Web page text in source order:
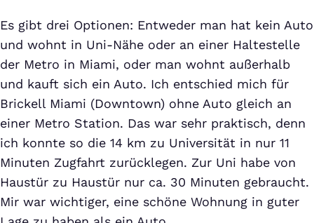
Es gibt drei Optionen: Entweder man hat kein Auto
und wohnt in Uni-Nähe oder an einer Haltestelle
der Metro in Miami, oder man wohnt außerhalb
und kauft sich ein Auto. Ich entschied mich für
Brickell Miami (Downtown) ohne Auto gleich an
einer Metro Station. Das war sehr praktisch, denn
ich konnte so die 14 km zu Universität in nur 11
Minuten Zugfahrt zurücklegen. Zur Uni habe von
Haustür zu Haustür nur ca. 30 Minuten gebraucht.
Mir war wichtiger, eine schöne Wohnung in guter